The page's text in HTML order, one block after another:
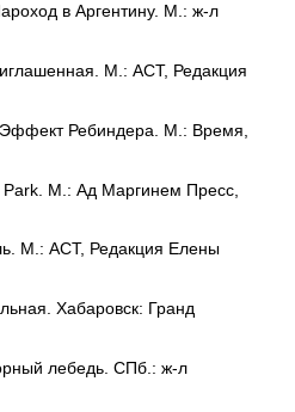
в Аргентину. М.: ж-л
М.: АСТ, Редакция
Ребиндера. М.: Время,
Park. М.: Ад Маргинем Пресс,
М.: АСТ, Редакция Елены
Хабаровск: Гранд
лебедь. СПб.: ж-л